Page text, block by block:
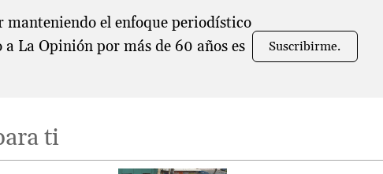
manteniendo el enfoque periodístico
La Opinión por más de 60 años es
Suscribirme.
ti